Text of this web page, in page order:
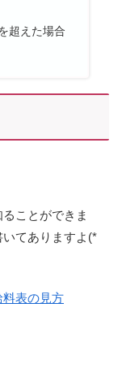
超えた場合
ことができま
てありますよ(*
表の見方